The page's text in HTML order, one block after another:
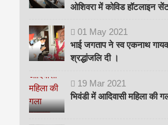
ओशिवरा में कोविड हॉटलाइन
01 May 2021
भाई जगताप ने स्व एकनाथ
श्रद्धांजलि दी ।
19 Mar 2021
भिवंडी में आदिवासी महिला की